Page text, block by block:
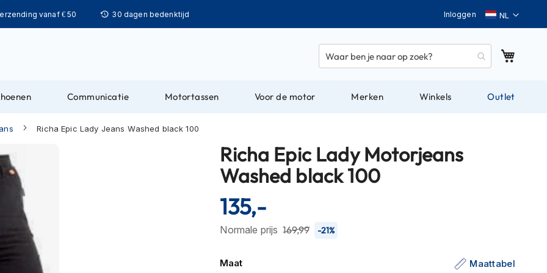
vanaf € 50 30 dagen bedenktijd Taal
Inloggen
Communicatie Motortassen Voor de motor Merken Winkels Outlet
Richa Epic Lady Jeans Washed black 100
Richa Epic Lady Motorjeans
Washed black 100
Normale prijs 169,99 -21%
135,-
Maat Maattabel